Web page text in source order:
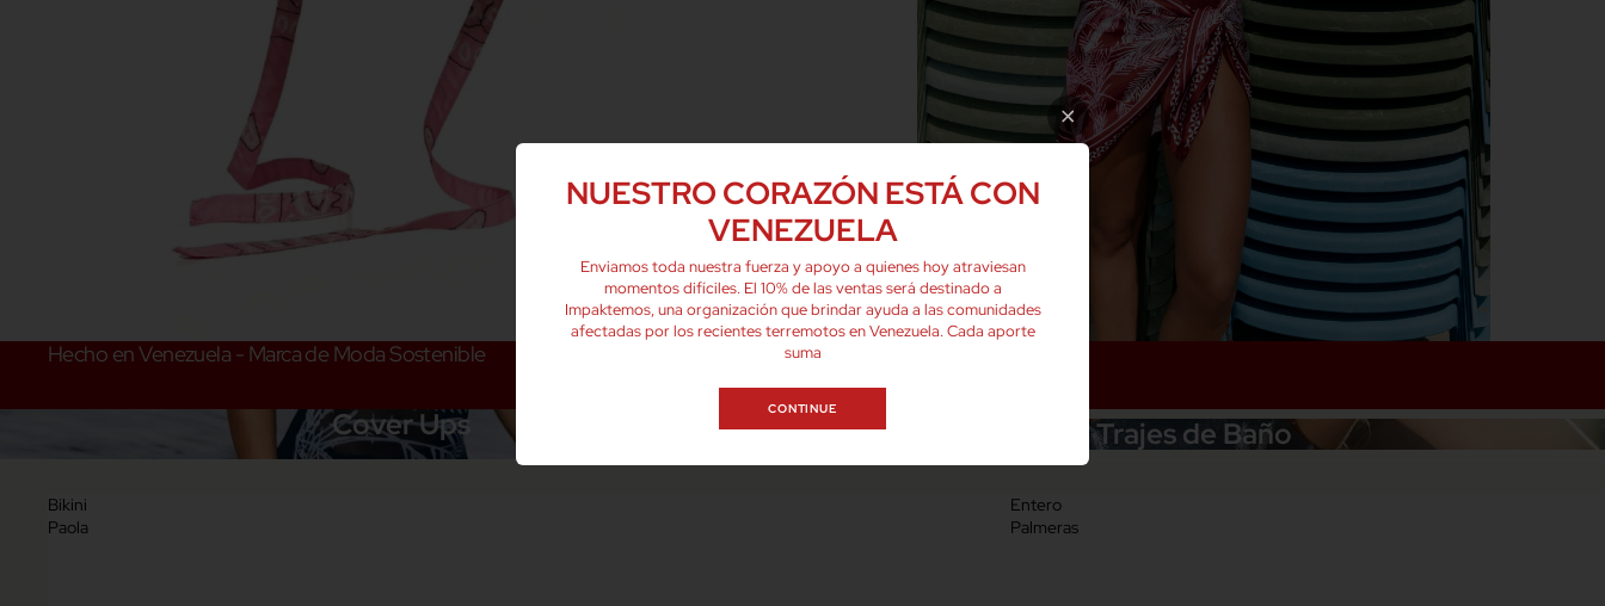
Hecho en Venezuela - Marca de Moda Sostenible
Cover Ups Trajes de Baño
Bikini
Paola
Entero
Palmeras
NUESTRO CORAZÓN ESTÁ CON
VENEZUELA
Enviamos toda nuestra fuerza y apoyo a quienes hoy atraviesan
momentos difíciles. El 10% de las ventas será destinado a
Impaktemos, una organización que brindar ayuda a las comunidades
afectadas por los recientes terremotos en Venezuela. Cada aporte
suma
CONTINUE